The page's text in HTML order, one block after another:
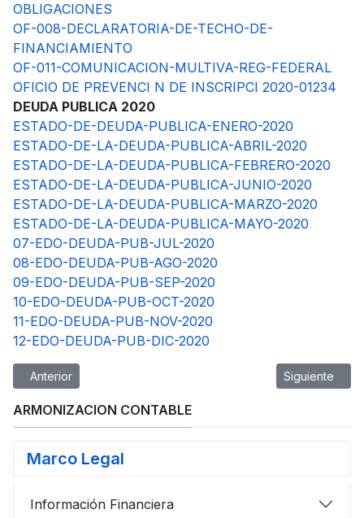
OBLIGACIONES
OF-008-DECLARATORIA-DE-TECHO-DE-
FINANCIAMIENTO
OF-011-COMUNICACION-MULTIVA-REG-FEDERAL
OFICIO DE PREVENCI N DE INSCRIPCI 2020-01234
DEUDA PUBLICA 2020
ESTADO-DE-DEUDA-PUBLICA-ENERO-2020
ESTADO-DE-LA-DEUDA-PUBLICA-ABRIL-2020
ESTADO-DE-LA-DEUDA-PUBLICA-FEBRERO-2020
ESTADO-DE-LA-DEUDA-PUBLICA-JUNIO-2020
ESTADO-DE-LA-DEUDA-PUBLICA-MARZO-2020
ESTADO-DE-LA-DEUDA-PUBLICA-MAYO-2020
07-EDO-DEUDA-PUB-JUL-2020
08-EDO-DEUDA-PUB-AGO-2020
09-EDO-DEUDA-PUB-SEP-2020
10-EDO-DEUDA-PUB-OCT-2020
11-EDO-DEUDA-PUB-NOV-2020
12-EDO-DEUDA-PUB-DIC-2020
Artículo anterior: Deuda Publica 2019
Anterior Artículo
Siguiente
ARMONIZACION CONTABLE
Marco Legal
Información Financiera